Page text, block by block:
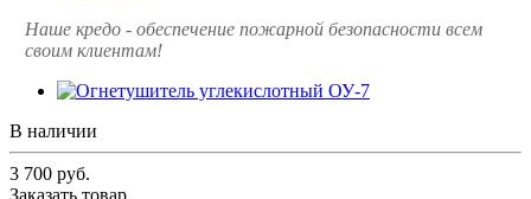
Наше кредо - обеспечение пожарной безопасности всем
своим клиентам!
В наличии
3 700 руб.
Заказать товар